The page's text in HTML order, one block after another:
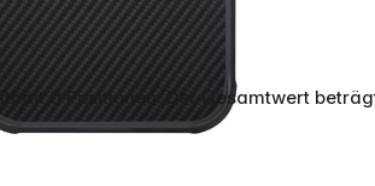
0 Positionen. Der Gesamtwert